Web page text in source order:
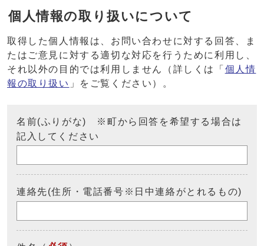
個人情報の取り扱いについて
取得した個人情報は、お問い合わせに対する回答、ま
たはご意見に対する適切な対応を行うために利用し、
それ以外の目的では利用しません（詳しくは「 個人情
報の取り扱い 」をご覧ください）。
名前(ふりがな) ※町から回答を希望する場合は
記入してください
連絡先(住所・電話番号※日中連絡がとれるもの)